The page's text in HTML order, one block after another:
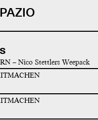
– Nico Stettlers Weepack